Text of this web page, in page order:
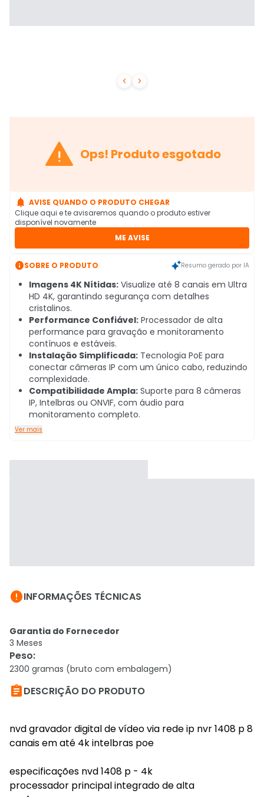
 
 Ops! Produto esgotado
 AVISE QUANDO O PRODUTO CHEGAR
Clique aqui e te avisaremos quando o produto estiver
disponível novamente
ME AVISE
SOBRE O PRODUTO Resumo gerado por IA
Imagens 4K Nítidas: Visualize até 8 canais em Ultra
HD 4K, garantindo segurança com detalhes
cristalinos.
Performance Confiável: Processador de alta
performance para gravação e monitoramento
contínuos e estáveis.
Instalação Simplificada: Tecnologia PoE para
conectar câmeras IP com um único cabo, reduzindo
complexidade.
Compatibilidade Ampla: Suporte para 8 câmeras
IP, Intelbras ou ONVIF, com áudio para
monitoramento completo.
Ver mais
INFORMAÇÕES TÉCNICAS
Garantia do Fornecedor
3 Meses
Peso:
2300 gramas (bruto com embalagem)
DESCRIÇÃO DO PRODUTO
nvd gravador digital de vídeo via rede ip nvr 1408 p 8
canais em até 4k intelbras poe
especificações nvd 1408 p - 4k
processador principal integrado de alta